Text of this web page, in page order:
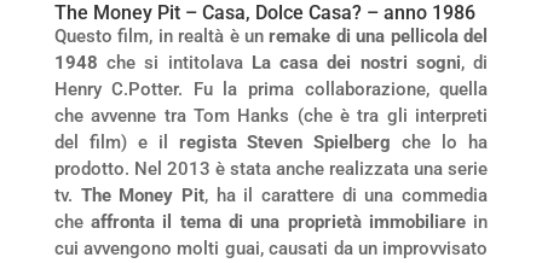
The Money Pit – Casa, Dolce Casa? – anno 1986
Questo film, in realtà è unremake di una pellicola del
1948 che si intitolava La casa dei nostri sogni, di
Henry C.Potter. Fu la prima collaborazione, quella
che avvenne tra Tom Hanks (che è tra gli interpreti
del film) e il regista Steven Spielberg che lo ha
prodotto. Nel 2013 è stata anche realizzata una serie
tv. The Money Pit, ha il carattere di una commedia
cheaffronta il tema di una proprietà immobiliarein
cui avvengono molti guai, causati da un improvvisato